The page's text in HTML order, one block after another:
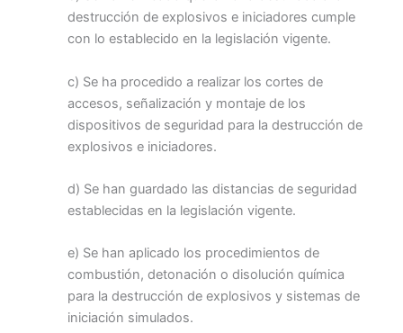
destrucción de explosivos e iniciadores cumple
con lo establecido en la legislación vigente.
c) Se ha procedido a realizar los cortes de
accesos, señalización y montaje de los
dispositivos de seguridad para la destrucción de
explosivos e iniciadores.
d) Se han guardado las distancias de seguridad
establecidas en la legislación vigente.
e) Se han aplicado los procedimientos de
combustión, detonación o disolución química
para la destrucción de explosivos y sistemas de
iniciación simulados.